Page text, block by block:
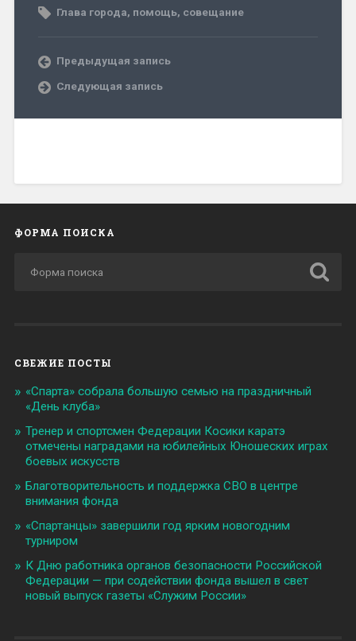
Глава города, помощь, совещание
Предыдущая запись
Следующая запись
ФОРМА ПОИСКА
СВЕЖИЕ ПОСТЫ
«Спарта» собрала большую семью на праздничный
«День клуба»
Тренер и спортсмен Федерации Косики каратэ
отмечены наградами на юбилейных Юношеских играх
боевых искусств
Благотворительность и поддержка СВО в центре
внимания фонда
«Спартанцы» завершили год ярким новогодним
турниром
К Дню работника органов безопасности Российской
Федерации — при содействии фонда вышел в свет
новый выпуск газеты «Служим России»